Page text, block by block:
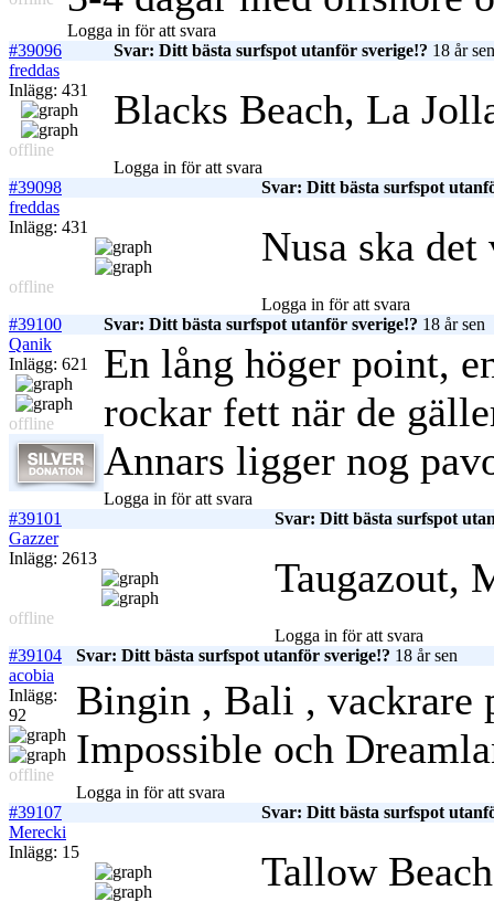
Logga in för att svara
#39096
Svar: Ditt bästa surfspot utanför sverige!? 18 år sen
freddas
Inlägg: 431
offline
Blacks Beach, La
Logga in för att svara
#39098
Svar: Ditt bästa surfspot
freddas
Inlägg: 431
offline
Nusa ska
Logga in för att svara
#39100
Svar: Ditt bästa surfspot utanför sverige!? 18 år sen
Qanik
Inlägg: 621
offline
En lång höger point,
rockar fett när de
Annars ligger nog
Logga in för att svara
#39101
Svar: Ditt bästa surfspot
Gazzer
Inlägg: 2613
offline
Taugazout,
Logga in för att svara
#39104
Svar: Ditt bästa surfspot utanför sverige!? 18 år sen
acobia
Inlägg:
92
offline
Bingin , Bali , vackrare
Impossible och
Logga in för att svara
#39107
Svar: Ditt bästa surfspot
Merecki
Inlägg: 15
Tallow